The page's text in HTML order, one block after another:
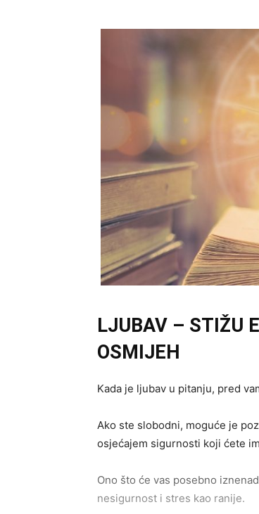
LJUBAV – STIŽU
OSMIJEH
Kada je ljubav u pitanju, pred
Ako ste slobodni, moguće je
osjećajem sigurnosti koji ćete
Ono što će vas posebno
nesigurnost i stres kao ranije.